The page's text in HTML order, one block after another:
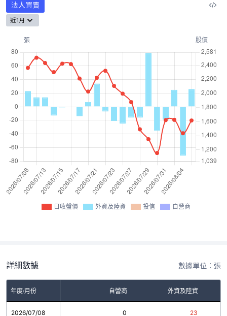
法人買賣
近1月
日收盤價 外資及陸資 投信 自營商
詳細數據 數據單位：張
年度/月份 自營商 外資及陸資
2026/07/08 0 23